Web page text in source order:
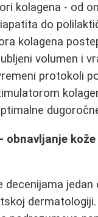
kolagena - od
do
kolagena
volumen i
protokoli
obnavljanje
decenijama
dermatologiji.